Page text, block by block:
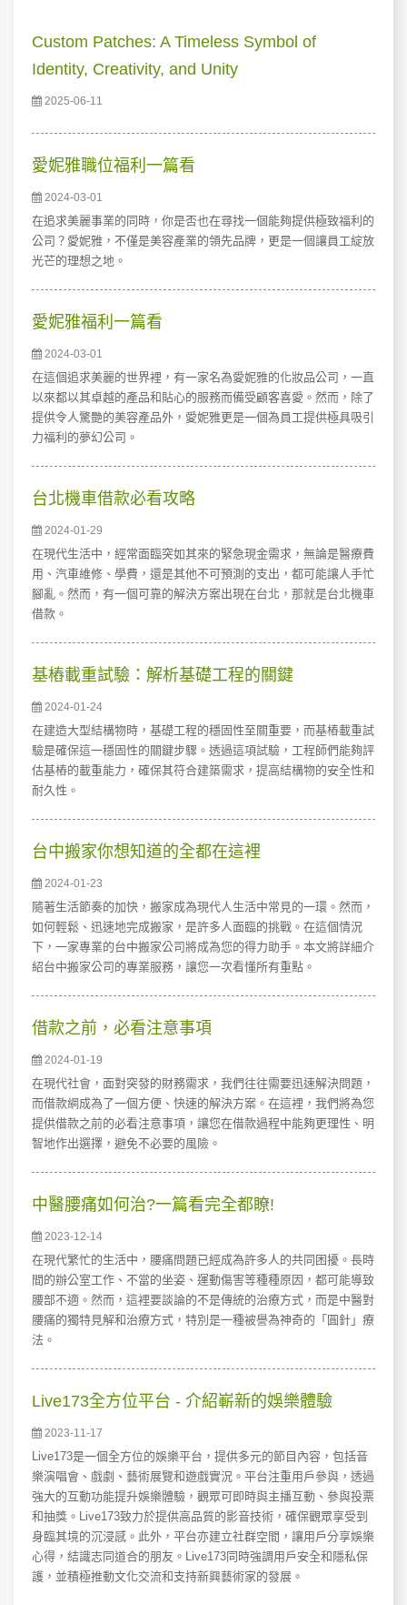
Custom Patches: A Timeless Symbol of
Identity, Creativity, and Unity
2025-06-11
愛妮雅職位福利一篇看
2024-03-01
在追求美麗事業的同時，你是否也在尋找一個能夠提供極致福利的
公司？愛妮雅，不僅是美容產業的領先品牌，更是一個讓員工綻放
光芒的理想之地。
愛妮雅福利一篇看
2024-03-01
在這個追求美麗的世界裡，有一家名為愛妮雅的化妝品公司，一直
以來都以其卓越的產品和貼心的服務而備受顧客喜愛。然而，除了
提供令人驚艷的美容產品外，愛妮雅更是一個為員工提供極具吸引
力福利的夢幻公司。
台北機車借款必看攻略
2024-01-29
在現代生活中，經常面臨突如其來的緊急現金需求，無論是醫療費
用、汽車維修、學費，還是其他不可預測的支出，都可能讓人手忙
腳亂。然而，有一個可靠的解決方案出現在台北，那就是台北機車
借款。
基樁載重試驗：解析基礎工程的關鍵
2024-01-24
在建造大型結構物時，基礎工程的穩固性至關重要，而基樁載重試
驗是確保這一穩固性的關鍵步驟。透過這項試驗，工程師們能夠評
估基樁的載重能力，確保其符合建築需求，提高結構物的安全性和
耐久性。
台中搬家你想知道的全都在這裡
2024-01-23
隨著生活節奏的加快，搬家成為現代人生活中常見的一環。然而，
如何輕鬆、迅速地完成搬家，是許多人面臨的挑戰。在這個情況
下，一家專業的台中搬家公司將成為您的得力助手。本文將詳細介
紹台中搬家公司的專業服務，讓您一次看懂所有重點。
借款之前，必看注意事項
2024-01-19
在現代社會，面對突發的財務需求，我們往往需要迅速解決問題，
而借款網成為了一個方便、快速的解決方案。在這裡，我們將為您
提供借款之前的必看注意事項，讓您在借款過程中能夠更理性、明
智地作出選擇，避免不必要的風險。
中醫腰痛如何治?一篇看完全都瞭!
2023-12-14
在現代繁忙的生活中，腰痛問題已經成為許多人的共同困擾。長時
間的辦公室工作、不當的坐姿、運動傷害等種種原因，都可能導致
腰部不適。然而，這裡要談論的不是傳統的治療方式，而是中醫對
腰痛的獨特見解和治療方式，特別是一種被譽為神奇的「圓針」療
法。
Live173全方位平台 - 介紹嶄新的娛樂體驗
2023-11-17
Live173是一個全方位的娛樂平台，提供多元的節目內容，包括音
樂演唱會、戲劇、藝術展覽和遊戲實況。平台注重用戶參與，透過
強大的互動功能提升娛樂體驗，觀眾可即時與主播互動、參與投票
和抽獎。Live173致力於提供高品質的影音技術，確保觀眾享受到
身臨其境的沉浸感。此外，平台亦建立社群空間，讓用戶分享娛樂
心得，結識志同道合的朋友。Live173同時強調用戶安全和隱私保
護，並積極推動文化交流和支持新興藝術家的發展。